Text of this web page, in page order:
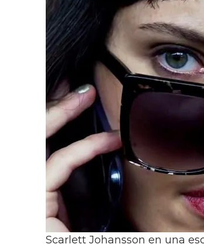
Scarlett Johansson en una